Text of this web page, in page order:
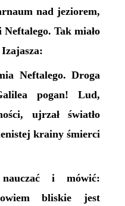
nad jeziorem,
Tak miało
Izajasza:
Neftalego. Droga
pogan! Lud,
ujrzał światło
krainy śmierci
i mówić:
bliskie jest